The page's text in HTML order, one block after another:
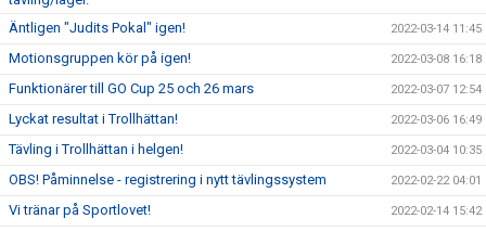
Äntligen "Judits Pokal" igen! 2022-03-14 11:45
Motionsgruppen kör på igen! 2022-03-08 16:18
Funktionärer till GO Cup 25 och 26 mars 2022-03-07 12:54
Lyckat resultat i Trollhättan! 2022-03-06 16:49
Tävling i Trollhättan i helgen! 2022-03-04 10:35
OBS! Påminnelse - registrering i nytt tävlingssystem 2022-02-22 04:01
Vi tränar på Sportlovet! 2022-02-14 15:42